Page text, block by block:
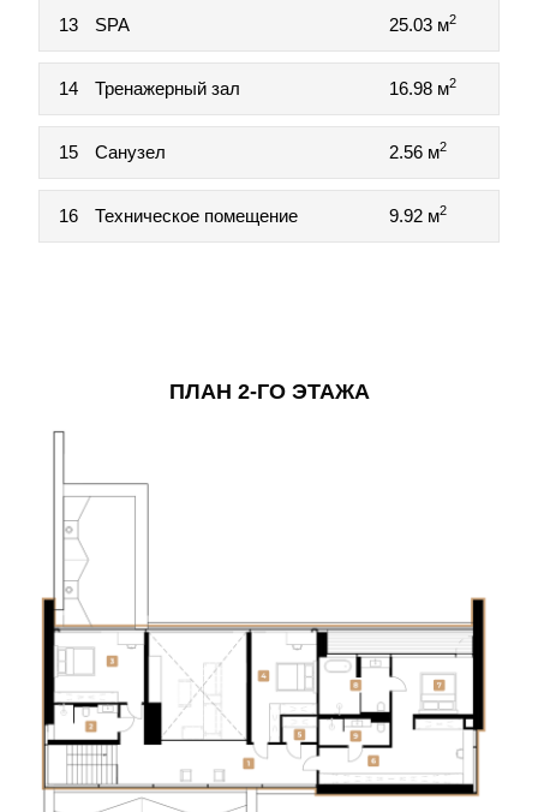
13 SPA 25.03 м2
14 Тренажерный зал 16.98 м2
15 Санузел 2.56 м2
16 Техническое помещение 9.92 м2
ПЛАН 2-ГО ЭТАЖА